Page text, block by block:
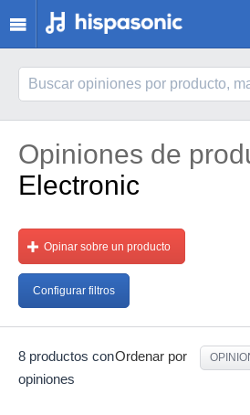
Opiniones de
Electronic
Opinar sobre un producto
Configurar filtros
Ordenar por
8 productos con
opiniones